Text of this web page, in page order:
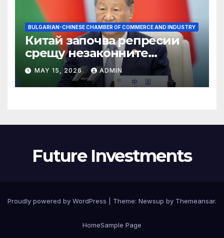
BULGARIAN-CHINESE CHAMBER OF COMMERCE AND INDUSTRY
Китай започва репресии
срещу незаконните
практики в сектора на TCM
MAY 15, 2026 ADMIN
Future Investments
Proudly powered by WordPress Theme: Newsup by Themeansar.
HomeSample Page